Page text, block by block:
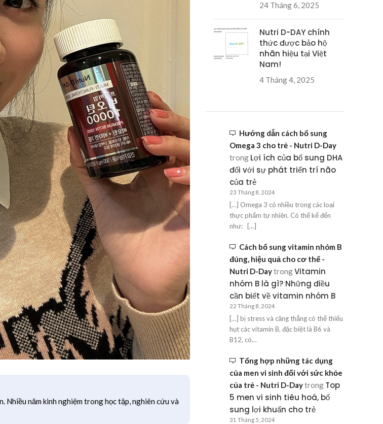
Nhiều năm kinh nghiệm trong học tập, nghiên cứu và
24 Tháng 6, 2025
Nutri D-DAY chính
thức được bảo hộ
nhãn hiệu tại Việt
Nam!
4 Tháng 4, 2025
Hướng dẫn cách bổ sung
Omega 3 cho trẻ - Nutri D-Day
trong Lợi ích của bổ sung DHA
đối với sự phát triển trí não
của trẻ
23 Tháng 8, 2024
[…] Omega 3 có nhiều trong các loại
thực phẩm tự nhiên. Có thể kể đến
như: […]
Cách bổ sung vitamin nhóm B
đúng, hiệu quả cho cơ thể -
Nutri D-DaytrongVitamin
nhóm B là gì? Những điều
cần biết về vitamin nhóm B
22 Tháng 8, 2024
[…] bị stress và căng thẳng có thể thiếu
hụt các vitamin B, đặc biệt là B6 và
B12, có…
Tổng hợp những tác dụng
của men vi sinh đối với sức khỏe
của trẻ - Nutri D-Daytrong Top
5 men vi sinh tiêu hoá, bổ
sung lợi khuẩn cho trẻ
31 Tháng 5, 2024